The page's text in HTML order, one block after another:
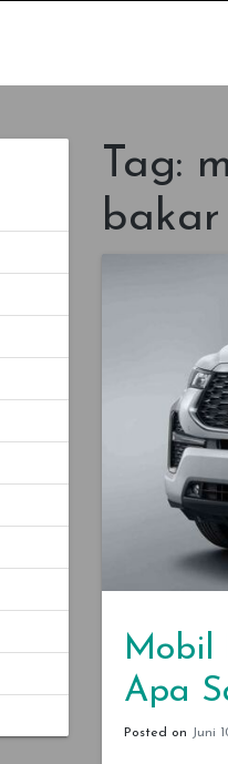
Tag:
bakar
Mobil
Apa
Posted on Juni